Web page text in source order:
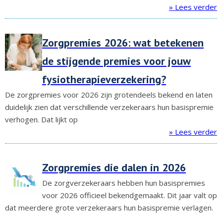
» Lees verder
Zorgpremies 2026: wat betekenen
de stijgende premies voor jouw
fysiotherapieverzekering?
De zorgpremies voor 2026 zijn grotendeels bekend en laten
duidelijk zien dat verschillende verzekeraars hun basispremie
verhogen. Dat lijkt op
» Lees verder
Zorgpremies die dalen in 2026
De zorgverzekeraars hebben hun basispremies
voor 2026 officieel bekendgemaakt. Dit jaar valt op
dat meerdere grote verzekeraars hun basispremie verlagen.